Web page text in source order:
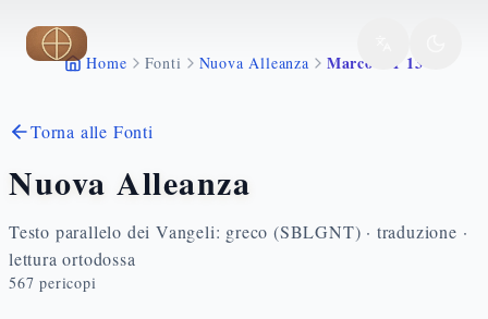
Vai al contenuto principale
Home Fonti Nuova Alleanza Marco 7 1 13
Torna alle Fonti
Nuova Alleanza
Testo parallelo dei Vangeli: greco (SBLGNT) · traduzione ·
lettura ortodossa
567 pericopi